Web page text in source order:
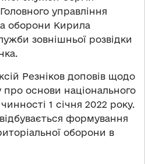
управління
оборони Кирила
зовнішньої розвідки
Резніков доповів щодо
основи національного
1 січня 2022 року.
формування
оборони в